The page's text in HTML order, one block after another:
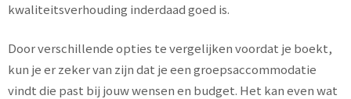
kwaliteitsverhouding inderdaad goed is.
Door verschillende opties te vergelijken voordat je boekt,
kun je er zeker van zijn dat je een groepsaccommodatie
vindt die past bij jouw wensen en budget. Het kan even wat